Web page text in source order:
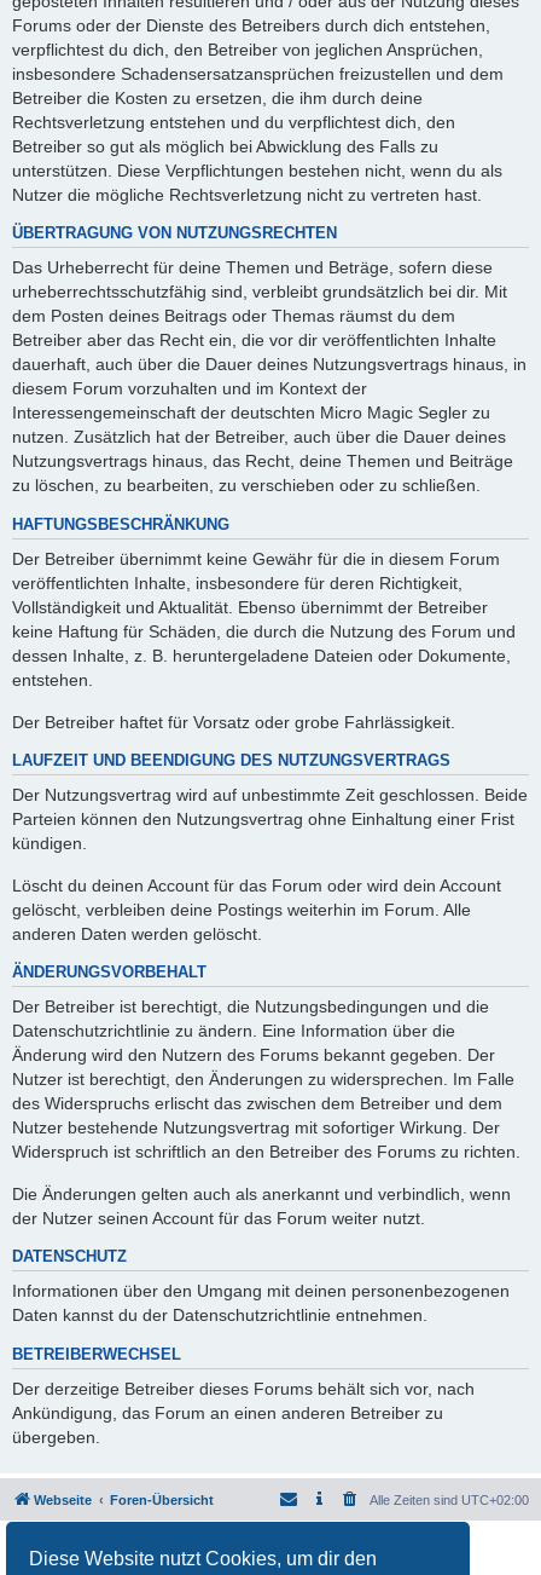
Diese Website nutzt Cookies, um dir den
Forums oder der Dienste des Betreibers durch dich entstehen,
verpflichtest du dich, den Betreiber von jeglichen Ansprüchen,
insbesondere Schadensersatzansprüchen freizustellen und dem
Betreiber die Kosten zu ersetzen, die ihm durch deine
Rechtsverletzung entstehen und du verpflichtest dich, den
Betreiber so gut als möglich bei Abwicklung des Falls zu
unterstützen. Diese Verpflichtungen bestehen nicht, wenn du als
Nutzer die mögliche Rechtsverletzung nicht zu vertreten hast.
ÜBERTRAGUNG VON NUTZUNGSRECHTEN
Das Urheberrecht für deine Themen und Beträge, sofern diese
urheberrechtsschutzfähig sind, verbleibt grundsätzlich bei dir. Mit
dem Posten deines Beitrags oder Themas räumst du dem
Betreiber aber das Recht ein, die vor dir veröffentlichten Inhalte
dauerhaft, auch über die Dauer deines Nutzungsvertrags hinaus, in
diesem Forum vorzuhalten und im Kontext der
Interessengemeinschaft der deutschten Micro Magic Segler zu
nutzen. Zusätzlich hat der Betreiber, auch über die Dauer deines
Nutzungsvertrags hinaus, das Recht, deine Themen und Beiträge
zu löschen, zu bearbeiten, zu verschieben oder zu schließen.
HAFTUNGSBESCHRÄNKUNG
Der Betreiber übernimmt keine Gewähr für die in diesem Forum
veröffentlichten Inhalte, insbesondere für deren Richtigkeit,
Vollständigkeit und Aktualität. Ebenso übernimmt der Betreiber
keine Haftung für Schäden, die durch die Nutzung des Forum und
dessen Inhalte, z. B. heruntergeladene Dateien oder Dokumente,
entstehen.
Der Betreiber haftet für Vorsatz oder grobe Fahrlässigkeit.
LAUFZEIT UND BEENDIGUNG DES NUTZUNGSVERTRAGS
Der Nutzungsvertrag wird auf unbestimmte Zeit geschlossen. Beide
Parteien können den Nutzungsvertrag ohne Einhaltung einer Frist
kündigen.
Löscht du deinen Account für das Forum oder wird dein Account
gelöscht, verbleiben deine Postings weiterhin im Forum. Alle
anderen Daten werden gelöscht.
ÄNDERUNGSVORBEHALT
Der Betreiber ist berechtigt, die Nutzungsbedingungen und die
Datenschutzrichtlinie zu ändern. Eine Information über die
Änderung wird den Nutzern des Forums bekannt gegeben. Der
Nutzer ist berechtigt, den Änderungen zu widersprechen. Im Falle
des Widerspruchs erlischt das zwischen dem Betreiber und dem
Nutzer bestehende Nutzungsvertrag mit sofortiger Wirkung. Der
Widerspruch ist schriftlich an den Betreiber des Forums zu richten.
Die Änderungen gelten auch als anerkannt und verbindlich, wenn
der Nutzer seinen Account für das Forum weiter nutzt.
DATENSCHUTZ
Informationen über den Umgang mit deinen personenbezogenen
Daten kannst du der Datenschutzrichtlinie entnehmen.
BETREIBERWECHSEL
Der derzeitige Betreiber dieses Forums behält sich vor, nach
Ankündigung, das Forum an einen anderen Betreiber zu
übergeben.
Webseite Foren-Übersicht Alle Zeiten sind UTC+02:00
Deutsche Übersetzung durchphpBB.de